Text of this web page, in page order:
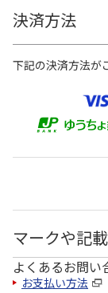
決済方法
下記の決済方法が
マークや記
よくあるお問い
お支払い方法